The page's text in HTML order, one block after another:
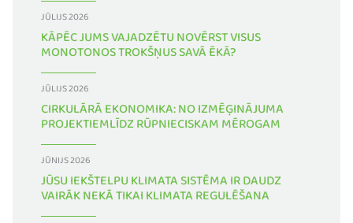
JŪLIJS 2026
KĀPĒC JUMS VAJADZĒTU NOVĒRST VISUS
MONOTONOS TROKŠŅUS SAVĀ ĒKĀ?
JŪLIJS 2026
CIRKULĀRĀ EKONOMIKA: NO IZMĒĢINĀJUMA
PROJEKTIEMLĪDZ RŪPNIECISKAM MĒROGAM
JŪNIJS 2026
JŪSU IEKŠTELPU KLIMATA SISTĒMA IR DAUDZ
VAIRĀK NEKĀ TIKAI KLIMATA REGULĒŠANA